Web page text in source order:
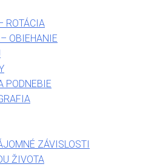
ROTÁCIA
OBIEHANIE
PODNEBIE
ZÁVISLOSTI
ŽIVOTA